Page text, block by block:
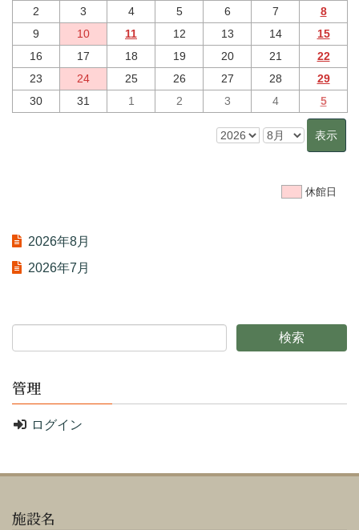
2
3 4 5 6 7
8
9
10 11 12 13 14
15
16
17 18 19 20 21
22
23
24 25 26 27 28
29
30
31 1 2 3 4 5
休館日
2026年8月
2026年7月
管理
ログイン
施設名